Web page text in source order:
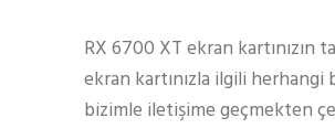
RX 6700 XT ekran
ekran kartınızla ilgili herhangi
bizimle iletişime geçmekten